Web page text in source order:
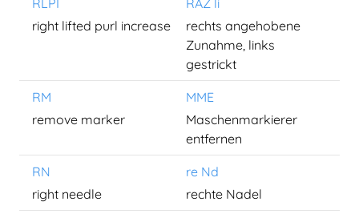
RLPI
RAZ li
right lifted purl increase
rechts angehobene
Zunahme, links
gestrickt
RM
MME
remove marker
Maschenmarkierer
entfernen
RN
re Nd
right needle
rechte Nadel